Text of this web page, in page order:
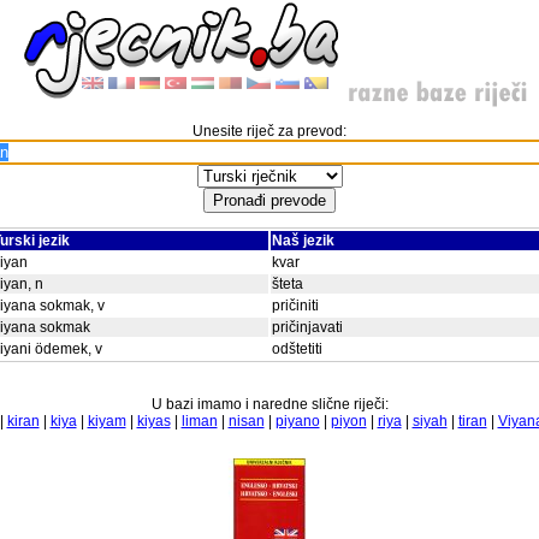
Unesite riječ za prevod:
jezik
Naš jezik
kvar
n
šteta
sokmak, v
pričiniti
sokmak
pričinjavati
ödemek, v
odštetiti
U bazi imamo i naredne slične riječi:
kiran kiya| kiyam| kiyas| liman nisan piyano| piyon riya| siyah tiran